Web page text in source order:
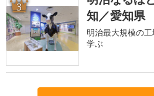
3
知／愛知県
明治最大規模の
学ぶ